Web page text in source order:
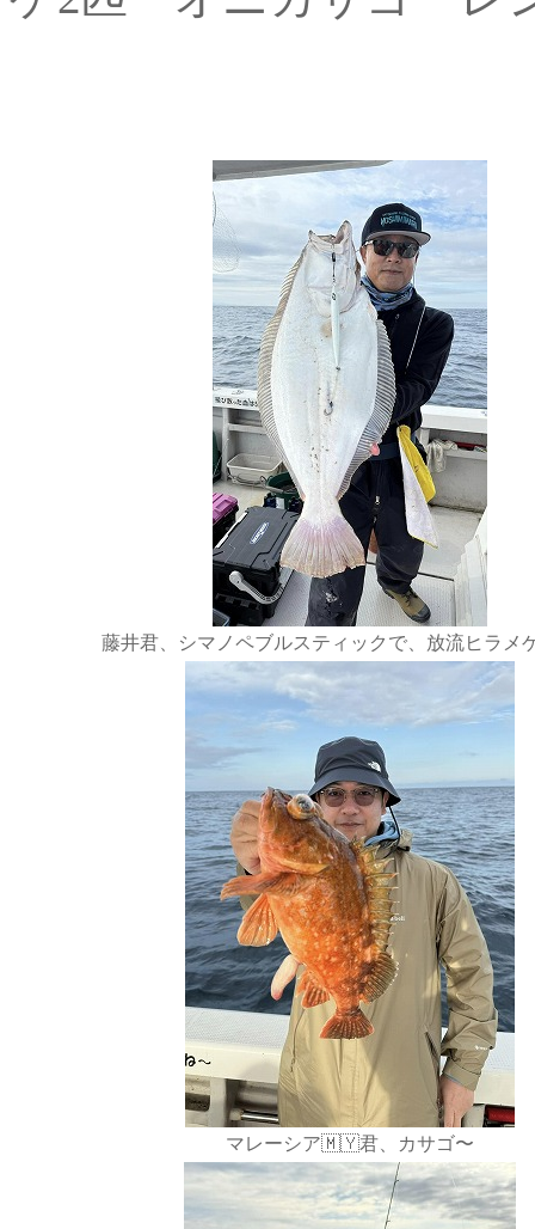
藤井君、シマノペブルスティックで、放流ヒラメ
マレーシア🇲🇾君、カサゴ〜